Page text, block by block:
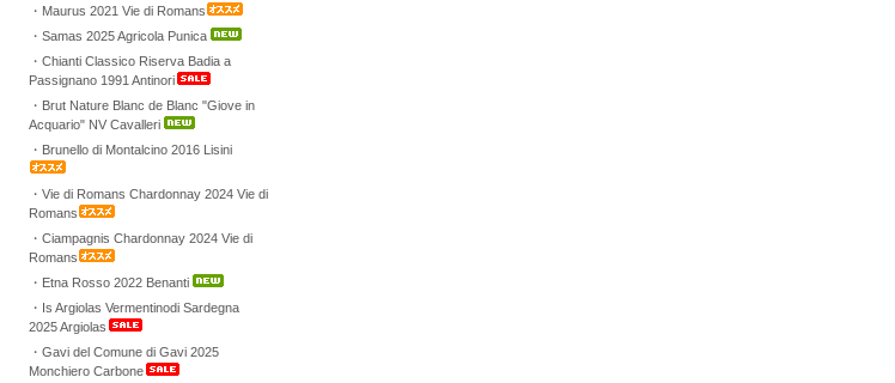
・Maurus 2021 Vie di Romans
・Samas 2025 Agricola Punica
・Chianti Classico Riserva Badia a
Passignano 1991 Antinori
・Brut Nature Blanc de Blanc "Giove in
Acquario" NV Cavalleri
・Brunello di Montalcino 2016 Lisini
・Vie di Romans Chardonnay 2024 Vie di
Romans
・Ciampagnis Chardonnay 2024 Vie di
Romans
・Etna Rosso 2022 Benanti
・Is Argiolas Vermentinodi Sardegna
2025 Argiolas
・Gavi del Comune di Gavi 2025
Monchiero Carbone